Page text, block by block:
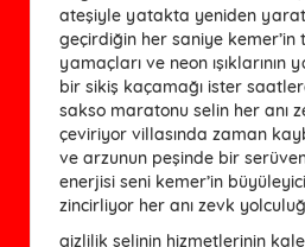
ateşiyle yatakta yeniden
geçirdiğin her saniye kemer’in
yamaçları ve neon ışıklarının
bir sikiş kaçamağı ister
sakso maratonu selin her anı
çeviriyor villasında zaman
ve arzunun peşinde bir
enerjisi seni kemer’in
zincirliyor her anı zevk
gizlilik selinin hizmetlerinin